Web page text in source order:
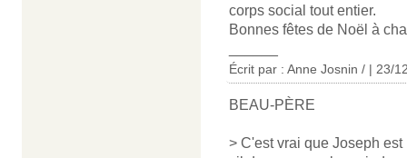
corps social tout entier.
Bonnes fêtes de Noël à
Écrit par : Anne Josnin / | 23/
BEAU-PÈRE
> C'est vrai que Joseph